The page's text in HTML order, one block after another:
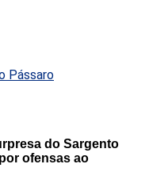
do Sargento
ofensas ao